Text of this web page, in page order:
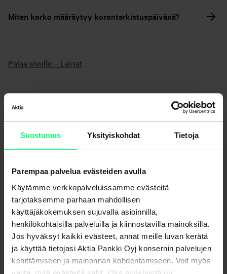
Suostumus Yksityiskohdat Tietoja
Parempaa palvelua evästeiden avulla
Käytämme verkkopalveluissamme evästeitä
tarjotaksemme parhaan mahdollisen
käyttäjäkokemuksen sujuvalla asioinnilla,
henkilökohtaisilla palveluilla ja kiinnostavilla mainoksilla.
Jos hyväksyt kaikki evästeet, annat meille luvan kerätä
ja käyttää tietojasi Aktia Pankki Oyj konsernin palvelujen
kehittämiseen ja mainonnan kohdentamiseen. Voit myös
Miten korko määräytyy korontarkistuspäivänä?
Palaa sivulle – Lainat
Etkö löydä etsimääsi?
Asiakaspalvelu
Lähetä viesti verkkopankissa